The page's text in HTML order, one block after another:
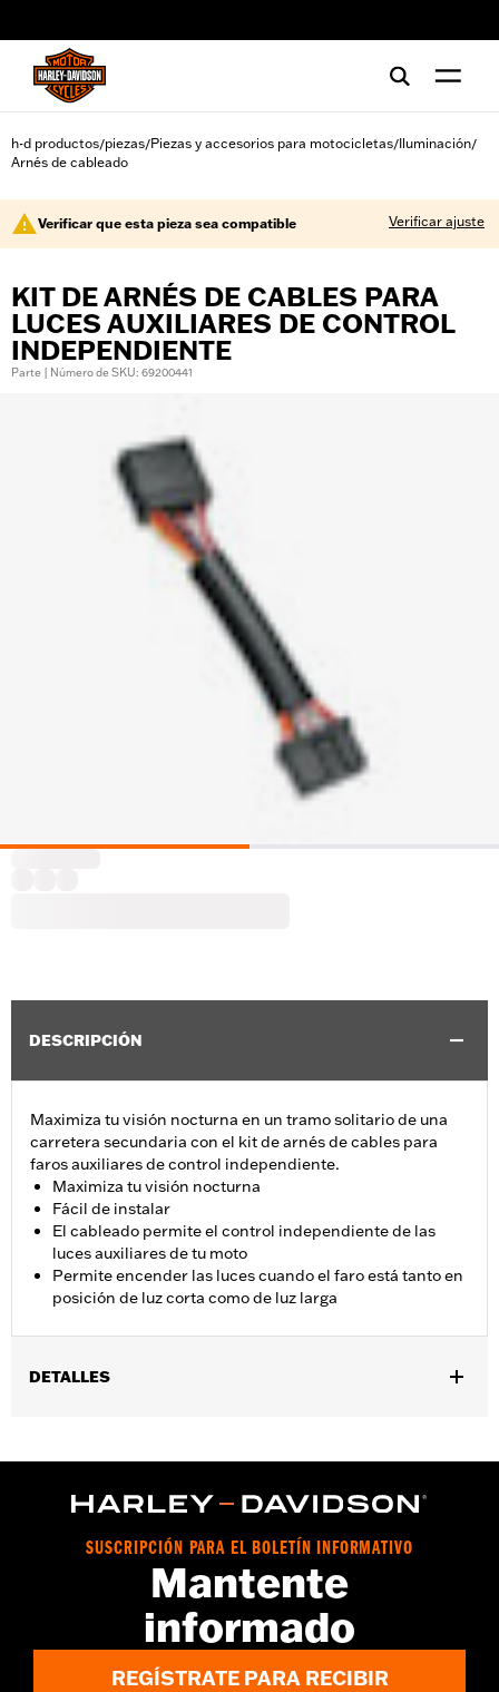
h-d productos/piezas/Piezas y accesorios para motocicletas/Iluminación/
Arnés de cableado
Verificar que esta pieza sea compatible Verificar ajuste
KIT DE ARNÉS DE CABLES PARA
LUCES AUXILIARES DE CONTROL
INDEPENDIENTE
Parte | Número de SKU: 69200441
DESCRIPCIÓN
Maximiza tu visión nocturna en un tramo solitario de una
carretera secundaria con el kit de arnés de cables para
faros auxiliares de control independiente.
Maximiza tu visión nocturna
Fácil de instalar
El cableado permite el control independiente de las
luces auxiliares de tu moto
Permite encender las luces cuando el faro está tanto en
posición de luz corta como de luz larga
DETALLES
vinRequerido: false
d.com/warrantyfor full details
SUSCRIPCIÓN PARA EL BOLETÍN INFORMATIVO
Mantente
informado
REGÍSTRATE PARA RECIBIR